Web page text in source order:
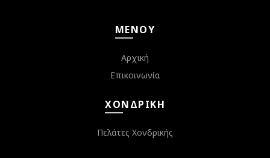
ΜΕΝΟΎ
Αρχική
Επικοινωνία
ΧΟΝΔΡΙΚΉ
Πελάτες Χονδρικής